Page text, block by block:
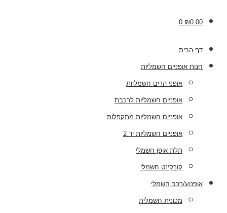
₪0.00
0
דף הבית
חנות אופניים חשמליות
אופני הרים חשמליות
אופניים חשמליות לרכבת
אופניים חשמליות מתקפלות
אופניים חשמליות יד 2
תלת אופן חשמלי
קורקינט חשמלי
אופנוע/רכב חשמלי
מכונית חשמלית